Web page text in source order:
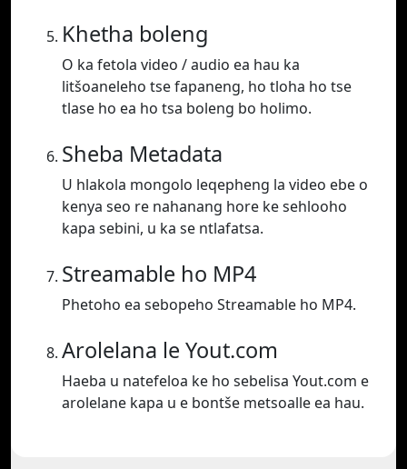
Khetha boleng
O ka fetola video / audio ea hau ka
litšoaneleho tse fapaneng, ho tloha ho tse
tlase ho ea ho tsa boleng bo holimo.
Sheba Metadata
U hlakola mongolo leqepheng la video ebe o
kenya seo re nahanang hore ke sehlooho
kapa sebini, u ka se ntlafatsa.
Streamable ho MP4
Phetoho ea sebopeho Streamable ho MP4.
Arolelana le Yout.com
Haeba u natefeloa ke ho sebelisa Yout.com e
arolelane kapa u e bontše metsoalle ea hau.